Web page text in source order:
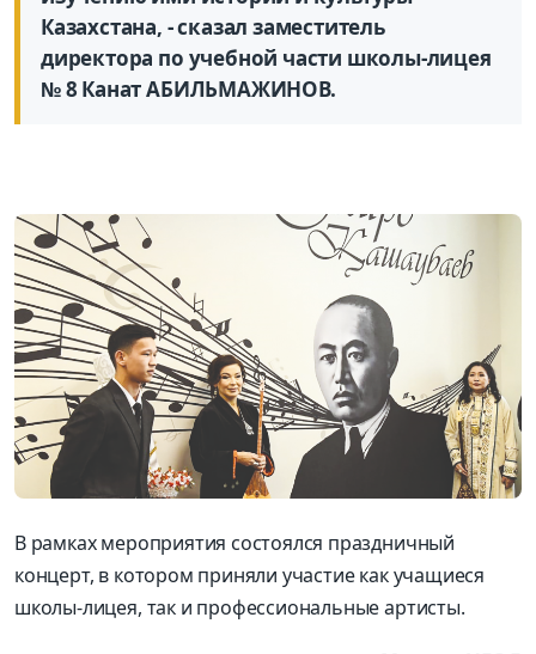
Казахстана, - сказал заместитель
директора по учебной части школы-лицея
№ 8 Канат АБИЛЬМАЖИНОВ.
В рамках мероприятия состоялся праздничный
концерт, в котором приняли участие как учащиеся
школы-лицея, так и профессиональные артисты.